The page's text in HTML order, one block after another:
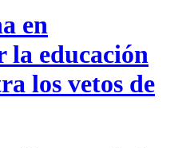
en
la educación
los vetos de